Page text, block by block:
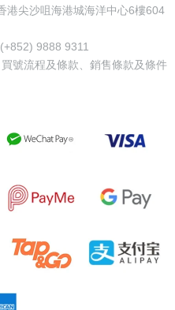
港尖沙咀海港城海洋中心6樓604
9888 9311
買號流程及條款
銷售條款及條件